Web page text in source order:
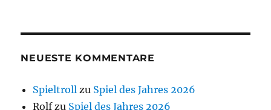
NEUESTE KOMMENTARE
Spieltroll zu Spiel des Jahres 2026
Rolfzu Spiel des Jahres 2026